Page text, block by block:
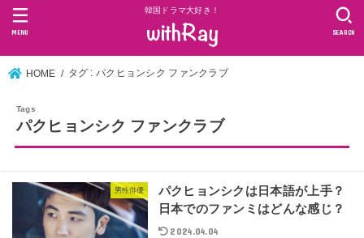
韓国ドラマ大好き！
SEARCH
MENU
HOME タグ : パクヒョンシク ファンクラブ
パクヒョンシク ファンクラブ
男性俳優
パクヒョンシクは日本語が上手？
日本でのファンミはどんな感じ？
2024.04.04